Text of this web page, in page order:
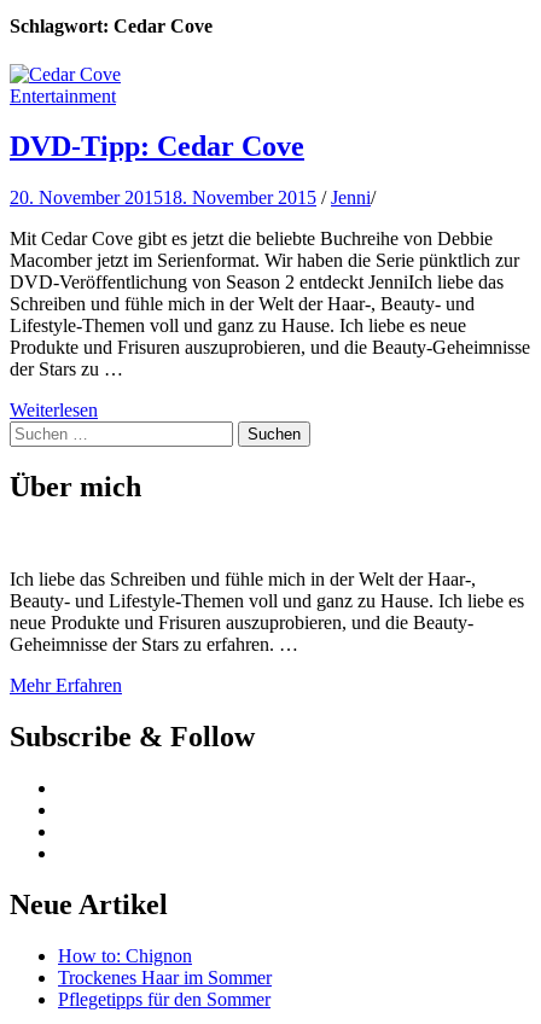
Haarblog.de
Haarpflege | Haarstyling | Beauty | Entertainment
Schlagwort: Cedar Cove
Entertainment
DVD-Tipp: Cedar Cove
20. November 201518. November 2015 /Jenni/
Mit Cedar Cove gibt es jetzt die beliebte Buchreihe von Debbie
Macomber jetzt im Serienformat. Wir haben die Serie pünktlich zur
DVD-Veröffentlichung von Season 2 entdeckt JenniIch liebe das
Schreiben und fühle mich in der Welt der Haar-, Beauty- und
Lifestyle-Themen voll und ganz zu Hause. Ich liebe es neue
Produkte und Frisuren auszuprobieren, und die Beauty-Geheimnisse
der Stars zu …
Weiterlesen
Suchen
nach:
Über mich
Ich liebe das Schreiben und fühle mich in der Welt der Haar-,
Beauty- und Lifestyle-Themen voll und ganz zu Hause. Ich liebe es
neue Produkte und Frisuren auszuprobieren, und die Beauty-
Geheimnisse der Stars zu erfahren. …
Mehr Erfahren
Subscribe & Follow
Neue Artikel
How to: Chignon
Trockenes Haar im Sommer
Pflegetipps für den Sommer